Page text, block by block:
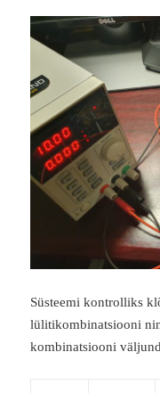
Süsteemi kontrolliks
lülitikombinatsiooni
kombinatsiooni